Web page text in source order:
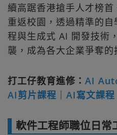
續高踞香港搶手人才榜
重返校園，透過精準的
程與生成式 AI 開發技術
襲，成為各大企業爭奪的
打工仔教育進修： AI
AI剪片課程
AI寫文課程
軟件工程師職位日常